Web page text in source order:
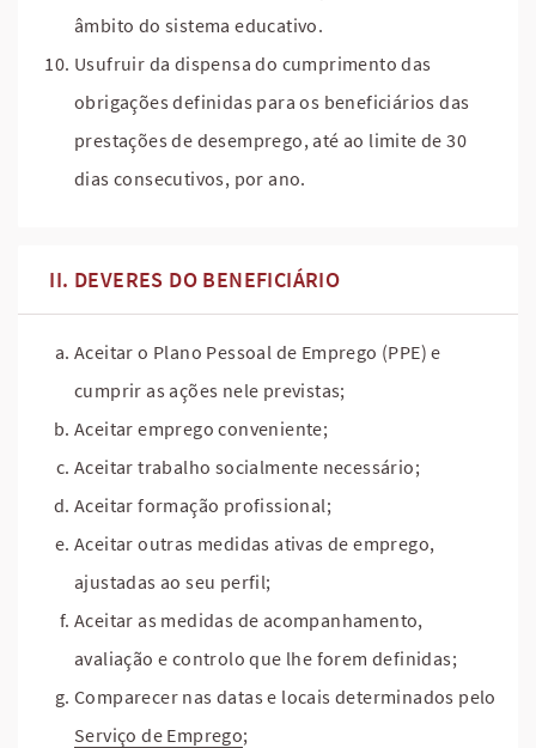
âmbito do sistema educativo.
Usufruir da dispensa do cumprimento das
obrigações definidas para os beneficiários das
prestações de desemprego, até ao limite de 30
dias consecutivos, por ano.
DEVERES DO BENEFICIÁRIO
Aceitar o Plano Pessoal de Emprego (PPE) e
cumprir as ações nele previstas;
Aceitar emprego conveniente;
Aceitar trabalho socialmente necessário;
Aceitar formação profissional;
Aceitar outras medidas ativas de emprego,
ajustadas ao seu perfil;
Aceitar as medidas de acompanhamento,
avaliação e controlo que lhe forem definidas;
Comparecer nas datas e locais determinados pelo
Serviço de Emprego;